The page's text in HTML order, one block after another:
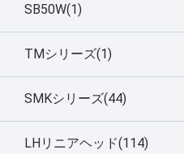
SB50W(1)
TMシリーズ(1)
SMKシリーズ(44)
LHリニアヘッド(114)